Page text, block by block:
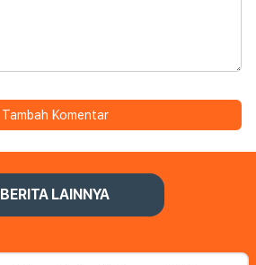
Tambah Komentar
BERITA LAINNYA